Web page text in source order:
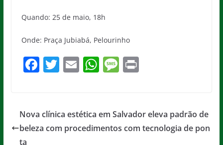
Quando: 25 de maio, 18h
Onde: Praça Jubiabá, Pelourinho
F
e
b
T
er
E
l
W
s
A
M
a
g
Pr
Nova clínica estética em Salvador eleva padrão de
beleza com procedimentos com tecnologia de pon
ta